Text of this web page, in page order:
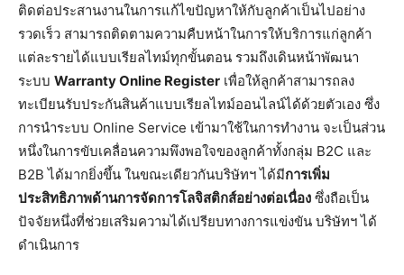
ติดต่อประสานงานในการแก้ไขปัญหาให้กับลูกค้าเป็นไปอย่าง
รวดเร็ว สามารถติดตามความคืบหน้าในการให้บริการแก่ลูกค้า
แต่ละรายได้แบบเรียลไทม์ทุกขั้นตอน รวมถึงเดินหน้าพัฒนา
ระบบ Warranty Online Register เพื่อให้ลูกค้าสามารถลง
ทะเบียนรับประกันสินค้าแบบเรียลไทม์ออนไลน์ได้ด้วยตัวเอง ซึ่ง
การนำระบบ Online Service เข้ามาใช้ในการทำงาน จะเป็นส่วน
หนึ่งในการขับเคลื่อนความพึงพอใจของลูกค้าทั้งกลุ่ม B2C และ
B2B ได้มากยิ่งขึ้น ในขณะเดียวกันบริษัทฯ ได้มีการเพิ่ม
ประสิทธิภาพด้านการจัดการโลจิสติกส์อย่างต่อเนื่อง ซึ่งถือเป็น
ปัจจัยหนึ่งที่ช่วยเสริมความได้เปรียบทางการแข่งขัน บริษัทฯ ได้
ดำเนินการ